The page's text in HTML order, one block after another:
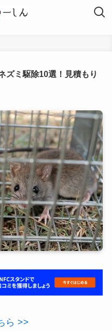
ズミ駆除10選！見積もり
ら >>